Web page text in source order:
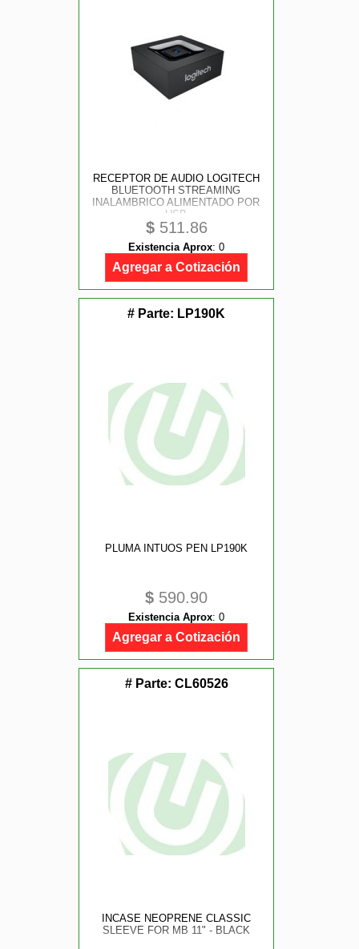
RECEPTOR DE AUDIO LOGITECH
BLUETOOTH STREAMING
INALAMBRICO ALIMENTADO POR
USB
$511.86
Existencia Aprox: 0
Agregar a Cotización
# Parte: LP190K
PLUMA INTUOS PEN LP190K
$ 590.90
Existencia Aprox: 0
Agregar a Cotización
# Parte: CL60526
INCASE NEOPRENE CLASSIC
SLEEVE FOR MB 11" - BLACK